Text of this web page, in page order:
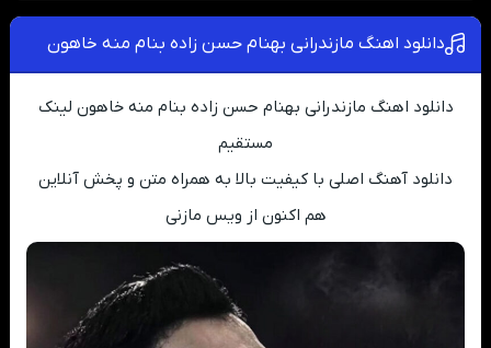
دانلود اهنگ مازندرانی بهنام حسن زاده بنام منه خاهون
دانلود اهنگ مازندرانی بهنام حسن زاده بنام منه خاهون لینک
مستقیم
دانلود آهنگ اصلی با کیفیت بالا به همراه متن و پخش آنلاین
هم اکنون از ویس مازنی